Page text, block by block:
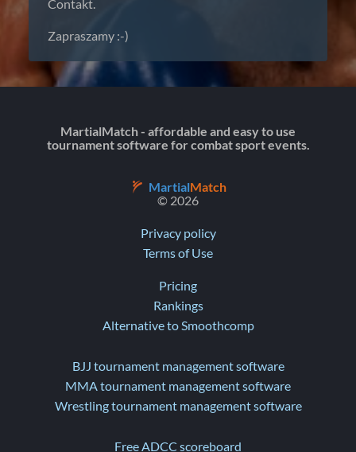
Contakt.
Zapraszamy :-)
MartialMatch - affordable and easy to use
tournament software for combat sport events.
MartialMatch
© 2026
Privacy policy
Terms of Use
Pricing
Rankings
Alternative to Smoothcomp
BJJ tournament management software
MMA tournament management software
Wrestling tournament management software
Free ADCC scoreboard